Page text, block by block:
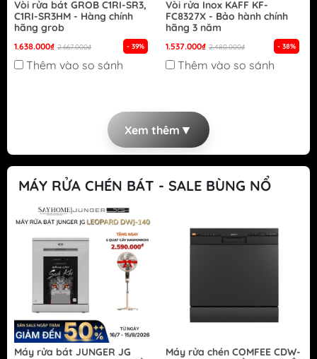
Vòi rửa bát GROB C1RI-SR3,
C1RI-SR3HM - Hàng chính
hãng grob
1.638.000₫ 2.667.000₫ - 39%
Thêm vào so sánh
Vòi rửa Inox KAFF KF-
FC8327X - Bảo hành chính
hãng 3 năm
1.537.000₫ 2.480.000₫ - 38%
Thêm vào so sánh
Xem thêm ▼
MÁY RỬA CHÉN BÁT - SALE BÙNG NỔ
Máy rửa bát JUNGER JG
Máy rửa chén COMFEE CDW-